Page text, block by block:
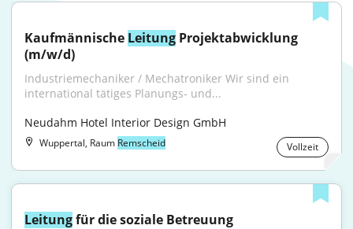
Kaufmännische Leitung Projektabwicklung
(m/w/d)
Industriemechaniker / Mechatroniker Wir sind ein
international tätiges Planungs- und...
Neudahm Hotel Interior Design GmbH
Wuppertal, Raum Remscheid Vollzeit
Leitung für die soziale Betreuung